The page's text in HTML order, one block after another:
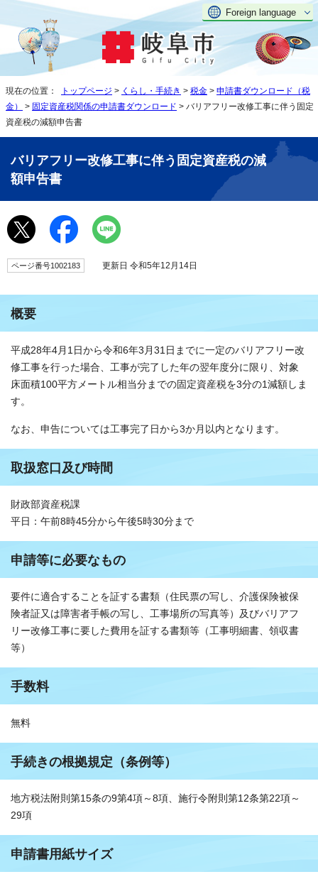
Foreign language
現在の位置： トップページ > くらし・手続き > 税金 > 申請書ダウンロード（税
金）
> 固定資産税関係の申請書ダウンロード > バリアフリー改修工事に伴う固定
資産税の減額申告書
バリアフリー改修工事に伴う固定資産税の減
額申告書
ページ番号1002183 更新日 令和5年12月14日
概要
平成28年4月1日から令和6年3月31日までに一定のバリアフリー改
修工事を行った場合、工事が完了した年の翌年度分に限り、対象
床面積100平方メートル相当分までの固定資産税を3分の1減額しま
す。
なお、申告については工事完了日から3か月以内となります。
取扱窓口及び時間
財政部資産税課
平日：午前8時45分から午後5時30分まで
申請等に必要なもの
要件に適合することを証する書類（住民票の写し、介護保険被保
険者証又は障害者手帳の写し、工事場所の写真等）及びバリアフ
リー改修工事に要した費用を証する書類等（工事明細書、領収書
等）
手数料
無料
手続きの根拠規定（条例等）
地方税法附則第15条の9第4項～8項、施行令附則第12条第22項～
29項
申請書用紙サイズ